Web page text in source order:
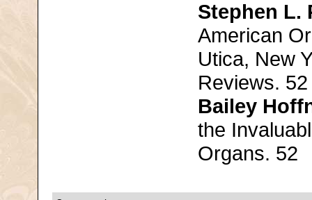
Stephen L.
American
Utica, New
Reviews. 52
Bailey
the
Organs. 52